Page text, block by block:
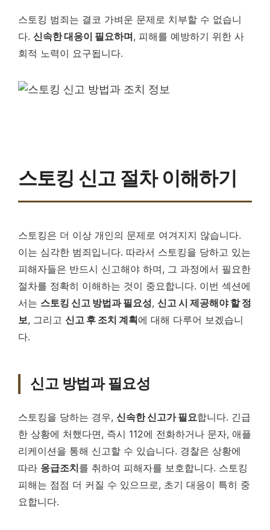
스토킹 범죄는 결코 가벼운 문제로 치부할 수 없습니
다. 신속한 대응이 필요하며, 피해를 예방하기 위한 사
회적 노력이 요구됩니다.
스토킹 신고 절차 이해하기
스토킹은 더 이상 개인의 문제로 여겨지지 않습니다.
이는 심각한 범죄입니다. 따라서 스토킹을 당하고 있는
피해자들은 반드시 신고해야 하며, 그 과정에서 필요한
절차를 정확히 이해하는 것이 중요합니다. 이번 섹션에
서는 스토킹 신고 방법과 필요성, 신고 시 제공해야 할 정
보, 그리고 신고 후 조치 계획에 대해 다루어 보겠습니
다.
신고 방법과 필요성
스토킹을 당하는 경우, 신속한 신고가 필요합니다. 긴급
한 상황에 처했다면, 즉시 112에 전화하거나 문자, 애플
리케이션을 통해 신고할 수 있습니다. 경찰은 상황에
따라 응급조치를 취하여 피해자를 보호합니다. 스토킹
피해는 점점 더 커질 수 있으므로, 초기 대응이 특히 중
요합니다.